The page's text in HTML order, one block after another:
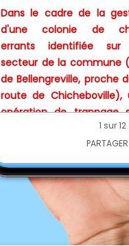
Dans le cadre de la
d'une colonie de
errants identifiée
secteur de la commune
de Bellengreville, proche
route de Chicheboville),
opération de trappage
menée en partenariat
les services de la
animale de Verson à
du 07/08/2026 pour
durée de 15 jours
1 sur 12
PARTAGER